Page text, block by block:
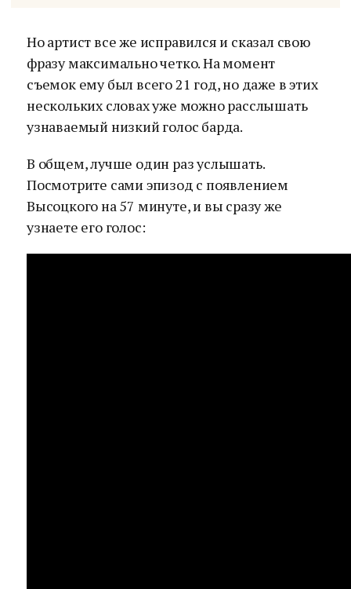
Но артист все же исправился и сказал свою
фразу максимально четко. На момент
съемок ему был всего 21 год, но даже в этих
нескольких словах уже можно расслышать
узнаваемый низкий голос барда.
В общем, лучше один раз услышать.
Посмотрите сами эпизод с появлением
Высоцкого на 57 минуте, и вы сразу же
узнаете его голос: